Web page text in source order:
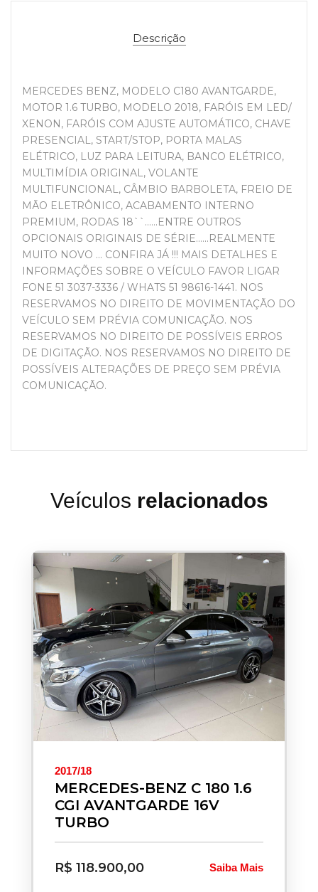
Descrição
MERCEDES BENZ, MODELO C180 AVANTGARDE,
MOTOR 1.6 TURBO, MODELO 2018, FARÓIS EM LED/
XENON, FARÓIS COM AJUSTE AUTOMÁTICO, CHAVE
PRESENCIAL, START/STOP, PORTA MALAS
ELÉTRICO, LUZ PARA LEITURA, BANCO ELÉTRICO,
MULTIMÍDIA ORIGINAL, VOLANTE
MULTIFUNCIONAL, CÂMBIO BARBOLETA, FREIO DE
MÃO ELETRÔNICO, ACABAMENTO INTERNO
PREMIUM, RODAS 18``......ENTRE OUTROS
OPCIONAIS ORIGINAIS DE SÉRIE......REALMENTE
MUITO NOVO ... CONFIRA JÁ !!! MAIS DETALHES E
INFORMAÇÕES SOBRE O VEÍCULO FAVOR LIGAR
FONE 51 3037-3336 / WHATS 51 98616-1441. NOS
RESERVAMOS NO DIREITO DE MOVIMENTAÇÃO DO
VEÍCULO SEM PRÉVIA COMUNICAÇÃO. NOS
RESERVAMOS NO DIREITO DE POSSÍVEIS ERROS
DE DIGITAÇÃO. NOS RESERVAMOS NO DIREITO DE
POSSÍVEIS ALTERAÇÕES DE PREÇO SEM PRÉVIA
COMUNICAÇÃO.
Veículos relacionados
2017/18
MERCEDES-BENZ C 180 1.6
CGI AVANTGARDE 16V
TURBO
R$ 118.900,00 Saiba Mais